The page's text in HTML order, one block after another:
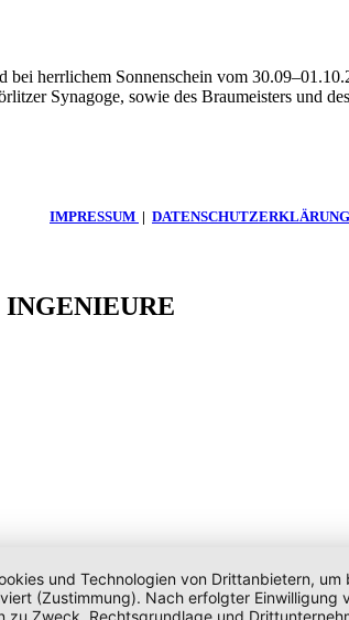
herrlichem Sonnenschein vom
Synagoge, sowie des Braumeisters und
IMPRESSUM | DATENSCHUTZERKLÄRUNG
und Technologien von Drittanbietern,
(Zustimmung). Nach erfolgter
Zweck, Rechtsgrundlage und